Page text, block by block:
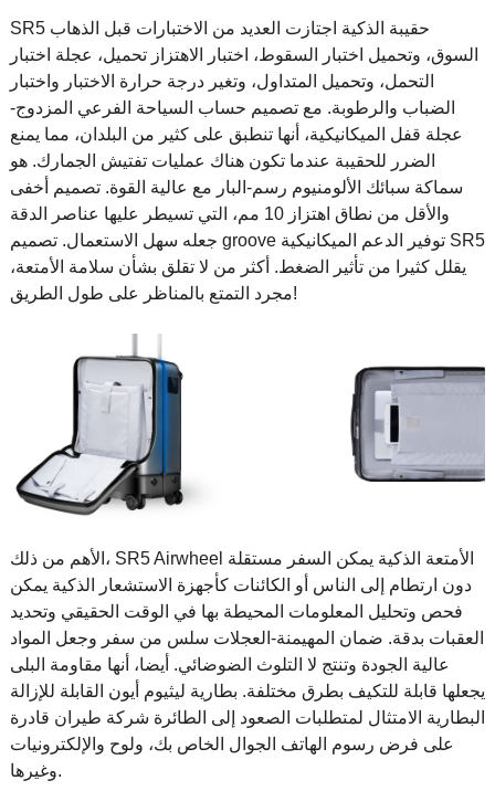
SR5 حقيبة الذكية اجتازت العديد من الاختبارات قبل الذهاب
السوق، وتحميل اختبار السقوط، اختبار الاهتزاز تحميل، عجلة اختبار
التحمل، وتحميل المتداول، وتغير درجة حرارة الاختبار واختبار
الضباب والرطوبة. مع تصميم حساب السياحة الفرعي المزدوج-
عجلة قفل الميكانيكية، أنها تنطبق على كثير من البلدان، مما يمنع
الضرر للحقيبة عندما تكون هناك عمليات تفتيش الجمارك. هو
سماكة سبائك الألومنيوم رسم-البار مع عالية القوة. تصميم أخفى
والأقل من نطاق اهتزاز 10 مم، التي تسيطر عليها عناصر الدقة
جعله سهل الاستعمال. تصميم groove توفير الدعم الميكانيكية SR5
يقلل كثيرا من تأثير الضغط. أكثر من لا تقلق بشأن سلامة الأمتعة،
مجرد التمتع بالمناظر على طول الطريق!
الأهم من ذلك، SR5 Airwheel الأمتعة الذكية يمكن السفر مستقلة
دون ارتطام إلى الناس أو الكائنات كأجهزة الاستشعار الذكية يمكن
فحص وتحليل المعلومات المحيطة بها في الوقت الحقيقي وتحديد
العقبات بدقة. ضمان المهيمنة-العجلات سلس من سفر وجعل المواد
عالية الجودة وتنتج لا التلوث الضوضائي. أيضا، أنها مقاومة البلى
يجعلها قابلة للتكيف بطرق مختلفة. بطارية ليثيوم أيون القابلة للإزالة
البطارية الامتثال لمتطلبات الصعود إلى الطائرة شركة طيران قادرة
على فرض رسوم الهاتف الجوال الخاص بك، ولوح والإلكترونيات
وغيرها.